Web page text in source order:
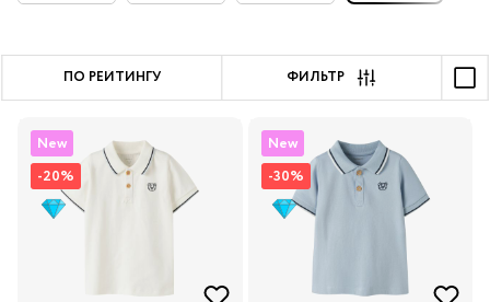
ПО РЕЙТИНГУ ФИЛЬТР
New
-20%
New
-30%